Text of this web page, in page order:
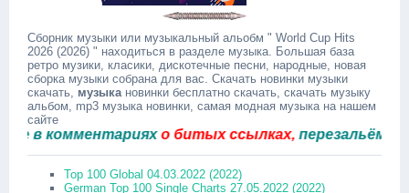
Сборник музыки или музыкальный альобм " World Cup Hits
2026 (2026) " находиться в разделе музыка. Большая база
ретро музики, класики, дискотечные песни, народные, новая
сборка музыки собрана для вас. Скачать новинки музыки
скачать, музыкановинки бесплатно скачать, скачать музыку
альбом, mp3 музыка новинки, самая модная музыка на нашем
сайте
комментарияхо битых ссылках,перезальём
Top 100 Global 04.03.2022 (2022)
German Top 100 Single Charts 27.05.2022 (2022)